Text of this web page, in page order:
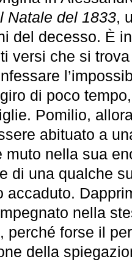
Natale del 1833,
del decesso. È
versi che si
di poco
Pomilio,
abituato a
muto nella sua
di una qualche
accaduto.
nella
perché forse il
della